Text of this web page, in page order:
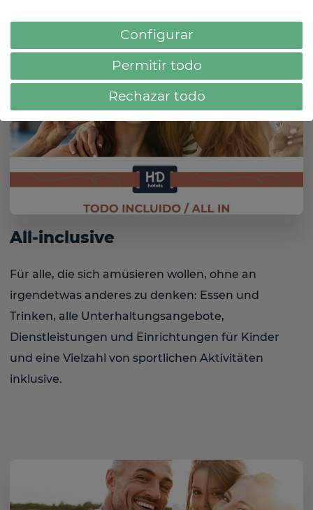
All-inclusive
Für alle, die sich amüsieren wollen, ohne an
irgendetwas anderes zu denken: Essen und
Trinken, alle Unterhaltungsangebote,
Dienstleistungen und Einrichtungen für Kinder
und eine Vielzahl von sportlichen Aktivitäten
inklusive.
Configurar
Permitir todo
Rechazar todo